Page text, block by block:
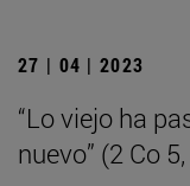
27 | 04 | 2023
“Lo viejo ha
nuevo” (2 Co